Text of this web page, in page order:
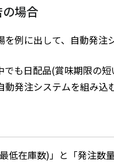
場合
例に出して、自動発注
でも日配品(賞味期限の
発注システムを組み込
低在庫数)」と「発注数